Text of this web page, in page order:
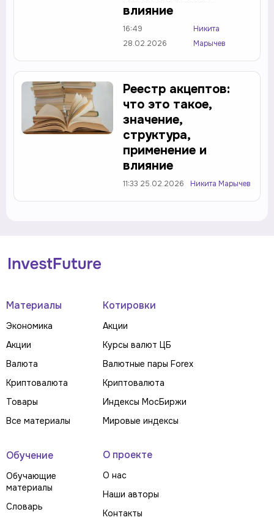
влияние
16:49
28.02.2026
Никита
Марычев
Реестр акцептов:
что это такое,
значение,
структура,
применение и
влияние
11:33 25.02.2026 Никита Марычев
Материалы
Экономика
Акции
Валюта
Криптовалюта
Товары
Все материалы
Котировки
Акции
Курсы валют ЦБ
Валютные пары Forex
Криптовалюта
Индексы МосБиржи
Мировые индексы
Обучение
Обучающие
материалы
Словарь
О проекте
О нас
Наши авторы
Контакты